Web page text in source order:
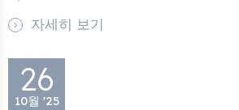
자세히 보기
26
10월 '25